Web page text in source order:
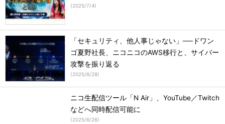
(2025/7/4)
「セキュリティ、他人事じゃない」──ドワン
ゴ夏野社長、ニコニコのAWS移行と、サイバー
攻撃を振り返る
(2025/6/28)
ニコ生配信ツール「N Air」、YouTube／Twitch
などへ同時配信可能に
(2025/6/26)